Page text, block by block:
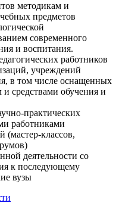
методикам и
предметов
современного
и воспитания.
работников
учреждений
в том числе оснащенных
средствами обучения и
практических
работниками
(мастер-классов,
деятельности со
к последующему
вузы